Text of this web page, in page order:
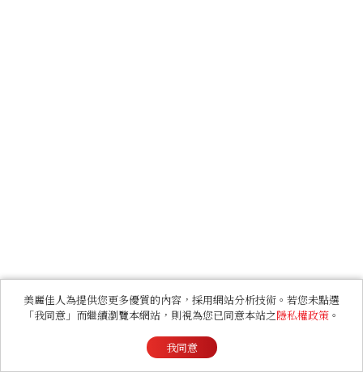
美麗佳人為提供您更多優質的內容，採用網站分析技術。若您未點選
「我同意」而繼續瀏覽本網站，則視為您已同意本站之隱私權政策 。
我同意